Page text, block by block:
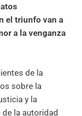
el triunfo van a
a la venganza
de la
sobre la
y la
la autoridad